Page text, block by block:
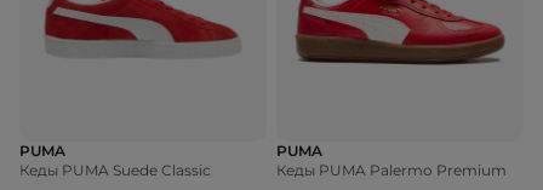
PUMA
Кеды PUMA Suede Classic
PUMA
Кеды PUMA Palermo Premium